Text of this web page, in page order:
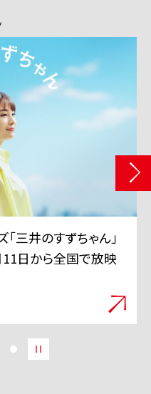
三井のすずちゃん」
11日から全国で放映